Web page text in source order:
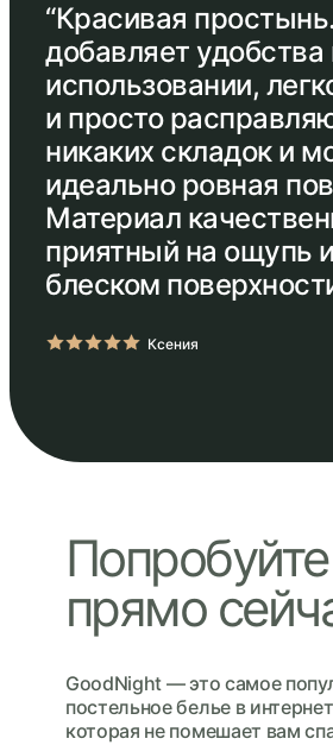
“Красивая
добавляет удобства
использовании,
и просто
никаких складок и
идеально ровная
Материал
приятный на ощупь
блеском
Ксения
Попробуйте
прямо
GoodNight — это cамое
постельное белье в
которая не помешает вам